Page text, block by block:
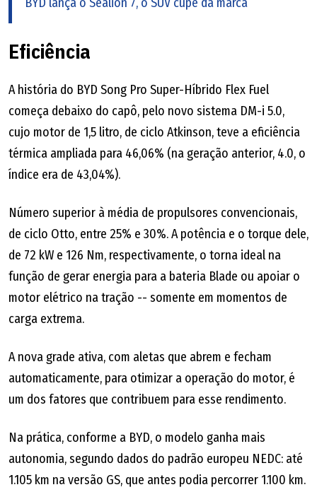
Eficiência
A história do BYD Song Pro Super-Híbrido Flex Fuel
começa debaixo do capô, pelo novo sistema DM-i 5.0,
cujo motor de 1,5 litro, de ciclo Atkinson, teve a eficiência
térmica ampliada para 46,06% (na geração anterior, 4.0, o
índice era de 43,04%).
Número superior à média de propulsores convencionais,
de ciclo Otto, entre 25% e 30%. A potência e o torque dele,
de 72 kW e 126 Nm, respectivamente, o torna ideal na
função de gerar energia para a bateria Blade ou apoiar o
motor elétrico na tração -- somente em momentos de
carga extrema.
A nova grade ativa, com aletas que abrem e fecham
automaticamente, para otimizar a operação do motor, é
um dos fatores que contribuem para esse rendimento.
Na prática, conforme a BYD, o modelo ganha mais
autonomia, segundo dados do padrão europeu NEDC: até
1.105 km na versão GS, que antes podia percorrer 1.100 km.